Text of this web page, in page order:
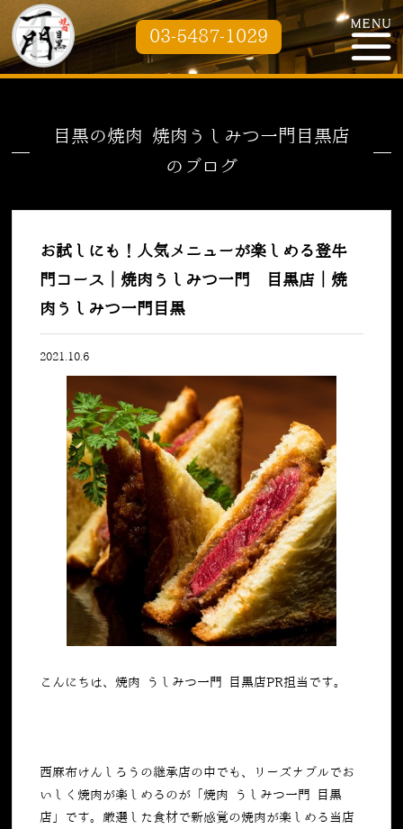
03-5487-1029
目黒の焼肉 焼肉うしみつ一門目黒店
のブログ
お試しにも！人気メニューが楽しめる登牛
門コース｜焼肉うしみつ一門 目黒店｜焼
肉うしみつ一門目黒
2021.10.6
こんにちは、焼肉 うしみつ一門 目黒店PR担当です。
西麻布けんしろうの継承店の中でも、リーズナブルでお
いしく焼肉が楽しめるのが「焼肉 うしみつ⼀⾨ ⽬⿊
店」です。厳選した食材で新感覚の焼肉が楽しめる当店